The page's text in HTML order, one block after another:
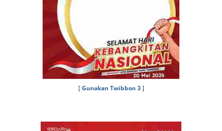
[Gunakan Twibbon 3]